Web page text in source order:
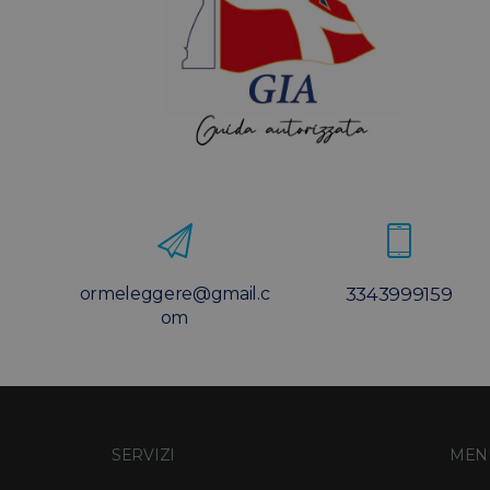
ormeleggere@gmail.c
om
3343999159
SERVIZI